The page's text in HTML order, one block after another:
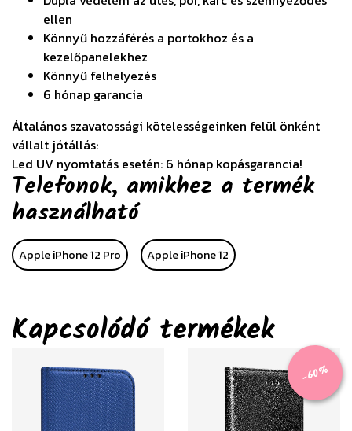
ellen
Könnyű hozzáférés a portokhoz és a
kezelőpanelekhez
Könnyű felhelyezés
6 hónap garancia
Általános szavatossági kötelességeinken felül önként
vállalt jótállás:
Led UV nyomtatás esetén: 6 hónap kopásgarancia!
Telefonok, amikhez a termék
használható
Apple iPhone 12 Pro Apple iPhone 12
Kapcsolódó termékek
-60%